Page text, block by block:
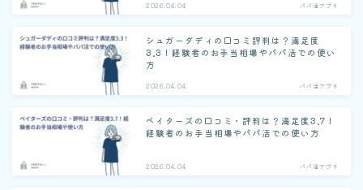
2026.04.04 パパ活アプリ
シュガーダディの口コミ評判は？満足度
3.3！経験者のお手当相場やパパ活での使い
方
2026.04.04 パパ活アプリ
ペイターズの口コミ・評判は？満足度3.7！
経験者のお手当相場やパパ活での使い方
2026.04.04 パパ活アプリ